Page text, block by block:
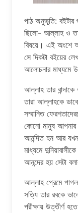
পাঠ অনুভূতি: বইটার
ছিলো- আল্লাহ ও
বিষয়ে। এই অংশে
সে দিকটা বইয়ের
আলোচনার মাধ্যমে
আল্লাহ তার বান্দাকে
তারা আল্লাহকে
সম্মানিত
কোনো মানুষ আপনার
আনন্দিত হন আর
মাধ্যমে
আনন্দের হয় সেটা
আল্লাহ প্রেমে পাগল
সত্যি তার রবকে
পরীক্ষায় উত্তীর্ণ